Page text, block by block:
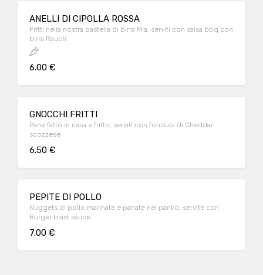
ANELLI DI CIPOLLA ROSSA
Fritti nella nostra pastella di birra Mia, serviti con salsa bbq con
birra Rauch
6.00 €
GNOCCHI FRITTI
Pane fatto in casa e fritto, serviti con fonduta di Cheddar
scozzese
6.50 €
PEPITE DI POLLO
Nuggets di pollo marinate e panate nel panko, servite con
Burger blast sauce
7.00 €